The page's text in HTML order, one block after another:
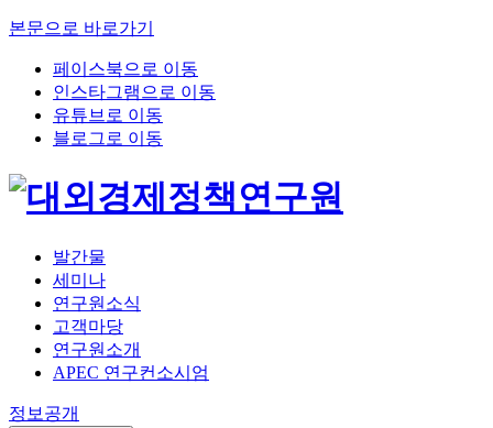
본문으로 바로가기
페이스북으로 이동
인스타그램으로 이동
유튜브로 이동
블로그로 이동
발간물
세미나
연구원소식
고객마당
연구원소개
APEC 연구컨소시엄
정보공개